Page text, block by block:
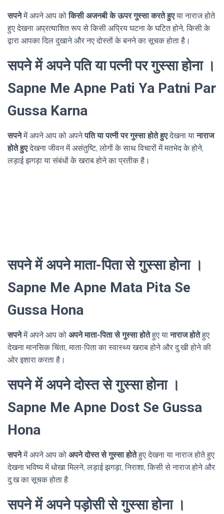
सपनेमें अपने आप कोकिसी अजनबी के ऊपर गुस्सा करते हुएया नाराज होते
हुए देखना अप्रत्याशित रूप से किसी अप्रिय घटना के घटित होने, किसी के
द्वारा आपका दिल दुखाने और नए दोस्तों के बनने का सूचक होता है।
सपने में अपने पति या पत्नी पर गुस्सा होना ।
Sapne Me Apne Pati Ya Patni Par
Gussa Karna
सपनेमें अपने आप को अपनेपति या पत्नी पर गुस्सा होते हुएदेखना यानाराज
होते हुएदेखना जीवन में असंतुष्टि, लोगों के साथ विचारों में मतभेद के होने,
लड़ाई झगड़ा या संबंधों के खराब होने का प्रतीक है।
सपने में अपने माता-पिता से गुस्सा होना ।
Sapne Me Apne Mata Pita Se
Gussa Hona
सपनेमें अपने आप को अपने माता-पिता से गुस्सा होतेहुए यानाराज होतेहुए
देखना मानसिक चिंता, माता-पिता का स्वास्थ्य खराब होने और दु:खी होने की
ओर इशारा करता है।
सपने में अपने दोस्त से गुस्सा होना ।
Sapne Me Apne Dost Se Gussa
Hona
सपनेमें अपने आप को अपने दोस्त से गुस्सा होतेहुए देखना या नाराज होते हुए
देखना भविष्य में धोखा मिलने, लड़ाई झगड़ा, निराशा, किसी से नाराज होने और
दु:ख का सूचक होता है
सपने में अपने पड़ोसी से गुस्सा होना ।